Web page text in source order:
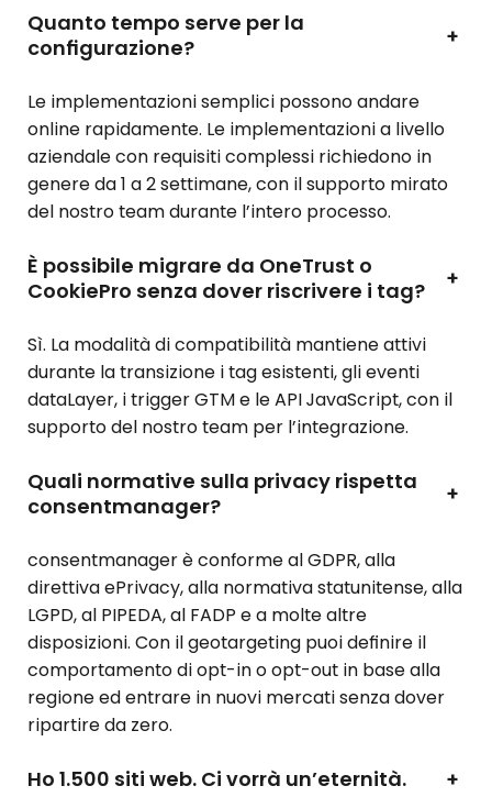
Quanto tempo serve per la
configurazione?
+
Le implementazioni semplici possono andare
online rapidamente. Le implementazioni a livello
aziendale con requisiti complessi richiedono in
genere da 1 a 2 settimane, con il supporto mirato
del nostro team durante l’intero processo.
È possibile migrare da OneTrust o
CookiePro senza dover riscrivere i tag?
+
Sì. La modalità di compatibilità mantiene attivi
durante la transizione i tag esistenti, gli eventi
dataLayer, i trigger GTM e le API JavaScript, con il
supporto del nostro team per l’integrazione.
Quali normative sulla privacy rispetta
consentmanager?
+
consentmanager è conforme al GDPR, alla
direttiva ePrivacy, alla normativa statunitense, alla
LGPD, al PIPEDA, al FADP e a molte altre
disposizioni. Con il geotargeting puoi definire il
comportamento di opt-in o opt-out in base alla
regione ed entrare in nuovi mercati senza dover
ripartire da zero.
Ho 1.500 siti web. Ci vorrà un’eternità. +